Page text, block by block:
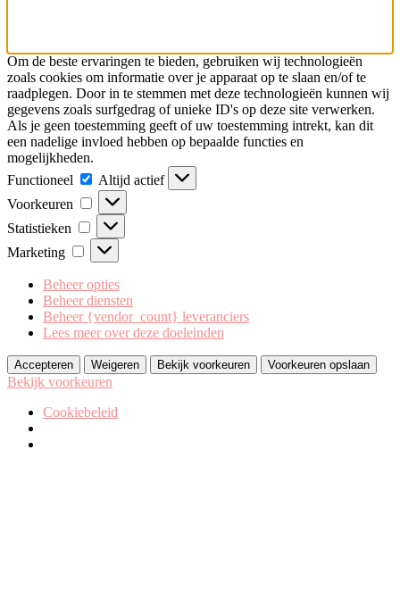
Om de beste ervaringen te bieden, gebruiken wij technologieën
zoals cookies om informatie over je apparaat op te slaan en/of te
raadplegen. Door in te stemmen met deze technologieën kunnen wij
gegevens zoals surfgedrag of unieke ID's op deze site verwerken.
Als je geen toestemming geeft of uw toestemming intrekt, kan dit
een nadelige invloed hebben op bepaalde functies en
mogelijkheden.
Functioneel
Functioneel
Altijd actief
Voorkeuren
Voorkeuren
Statistieken Statistieken
Marketing Marketing
Beheer opties
Beheer diensten
Beheer {vendor_count} leveranciers
Lees meer over deze doeleinden
Accepteren Weigeren Bekijk voorkeuren Voorkeuren opslaan
Bekijk voorkeuren
Cookiebeleid